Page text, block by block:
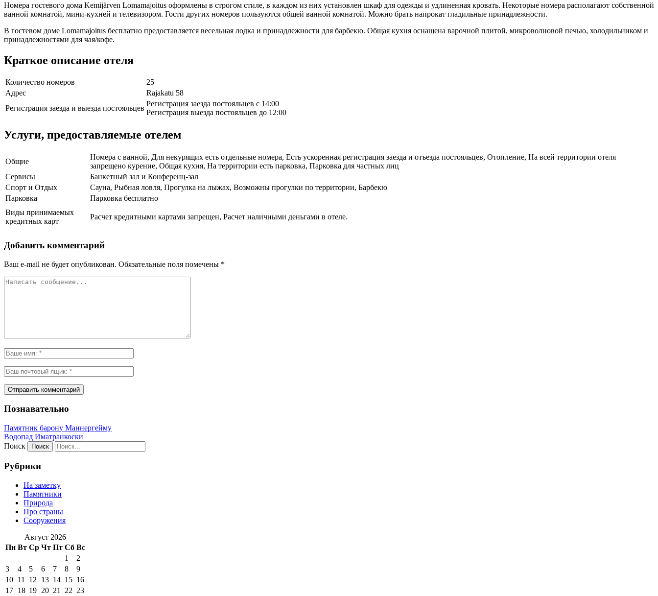
Номера гостевого дома Kemijärven Lomamajoitus оформлены в строгом стиле, в каждом из них установлен шкаф для одежды и удлиненная кровать. Некоторые номера располагают собственной
ванной комнатой, мини-кухней и телевизором. Гости других номеров пользуются общей ванной комнатой. Можно брать напрокат гладильные принадлежности.
В гостевом доме Lomamajoitus бесплатно предоставляется весельная лодка и принадлежности для барбекю. Общая кухня оснащена варочной плитой, микроволновой печью, холодильником и
принадлежностями для чая/кофе.
Краткое описание отеля
Количество номеров
25
Адрес
Rajakatu 58
Регистрация заезда и выезда постояльцев
Регистрация заезда постояльцев с 14:00
Регистрация выезда постояльцев до 12:00
Услуги, предоставляемые отелем
Общие
Номера с ванной, Для некурящих есть отдельные номера, Есть ускоренная регистрация заезда и отъезда постояльцев, Отопление, На всей территории отеля
запрещено курение, Общая кухня, На территории есть парковка, Парковка для частных лиц
Сервисы
Банкетный зал и Конференц-зал
Спорт и Отдых
Сауна, Рыбная ловля, Прогулка на лыжах, Возможны прогулки по территории, Барбекю
Парковка
Парковка бесплатно
Виды принимаемых
кредитных карт
Расчет кредитными картами запрещен, Расчет наличными деньгами в отеле.
Добавить комментарий
Ваш e-mail не будет опубликован. Обязательные поля помечены *
Познавательно
Памятник барону Маннергейму
Водопад Иматранкоски
Поиск
Рубрики
На заметку
Памятники
Природа
Про страны
Сооружения
Август 2026
Пн Вт Ср Чт Пт Сб Вс
1
2
3
4 5 6 7 8
9
10 11 12 13 14 15 16
17 18 19 20 21 22 23